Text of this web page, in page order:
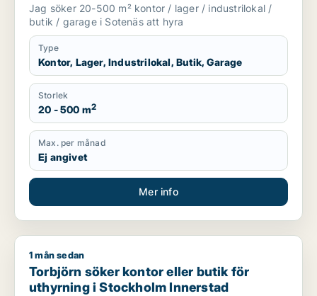
Jag söker 20-500 m² kontor / lager / industrilokal /
butik / garage i Sotenäs att hyra
Type
Kontor, Lager, Industrilokal, Butik, Garage
Storlek
20 - 500 m2
Max. per månad
Ej angivet
Mer info
Torbjörn söker kontor eller butik för uthyrning i Stockholm
1 mån sedan
Torbjörn söker kontor eller butik för
uthyrning i Stockholm Innerstad